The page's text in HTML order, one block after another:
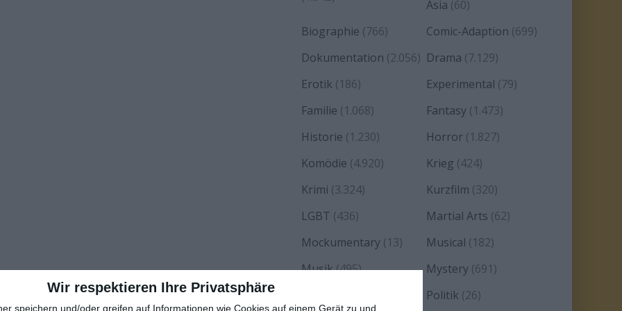
Wir respektieren Ihre Privatsphäre
speichern und/oder greifen auf Informationen wie Cookies auf einem Gerät zu und
Asia (60)
Biographie (766) Comic-Adaption (699)
Dokumentation (2.056) Drama (7.129)
Erotik (186) Experimental (79)
Familie (1.068) Fantasy (1.473)
Historie (1.230) Horror (1.827)
Komödie (4.920) Krieg (424)
Krimi (3.324) Kurzfilm (320)
LGBT (436) Martial Arts (62)
Mockumentary (13) Musical (182)
Musik(495) Mystery (691)
Politik (26)